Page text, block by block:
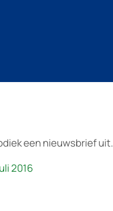
een nieuwsbrief uit.
2016